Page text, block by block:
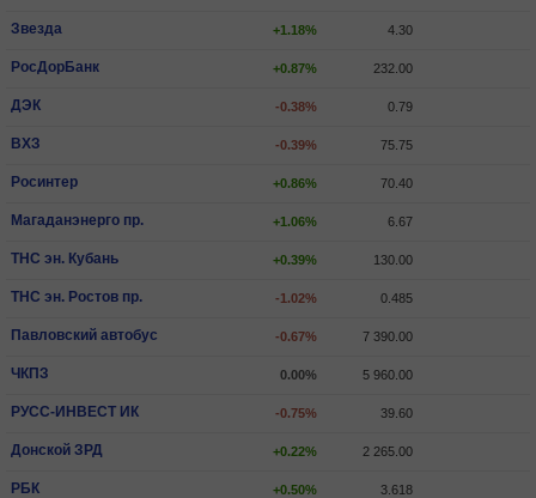
Звезда +1.18% 4.30
РосДорБанк +0.87% 232.00
ДЭК -0.38% 0.79
ВХЗ -0.39% 75.75
Росинтер +0.86% 70.40
Магаданэнерго пр. +1.06% 6.67
ТНС эн. Кубань +0.39% 130.00
ТНС эн. Ростов пр. -1.02% 0.485
Павловский автобус -0.67% 7 390.00
ЧКПЗ 0.00% 5 960.00
РУСС-ИНВЕСТ ИК -0.75% 39.60
Донской ЗРД +0.22% 2 265.00
РБК +0.50% 3.618